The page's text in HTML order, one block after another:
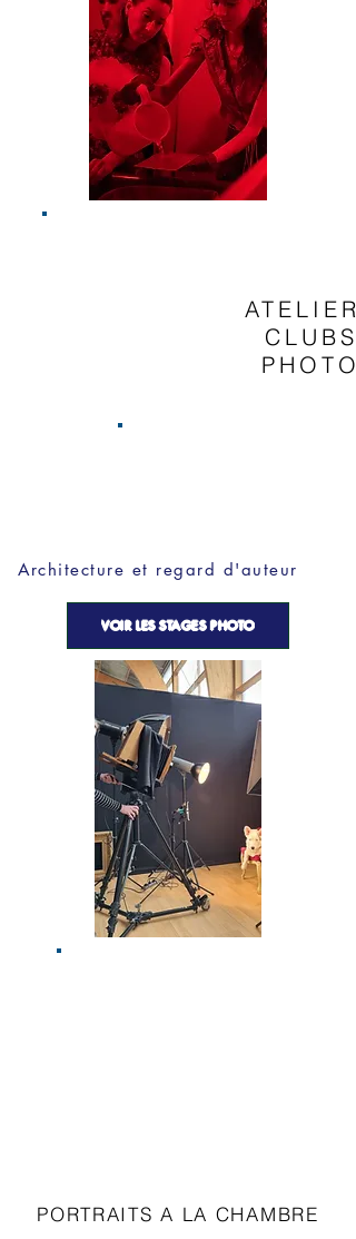
CLUBS
PHOTO
Architecture et regard d'auteur
VOIR LES STAGES PHOTO
PORTRAITS A LA CHAMBRE